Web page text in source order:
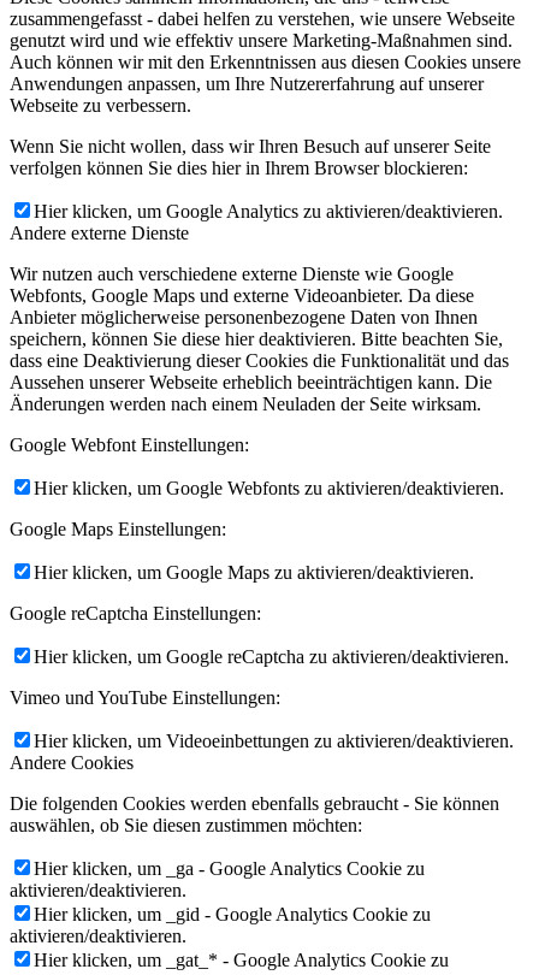
zusammengefasst - dabei helfen zu verstehen, wie unsere Webseite
genutzt wird und wie effektiv unsere Marketing-Maßnahmen sind.
Auch können wir mit den Erkenntnissen aus diesen Cookies unsere
Anwendungen anpassen, um Ihre Nutzererfahrung auf unserer
Webseite zu verbessern.
Wenn Sie nicht wollen, dass wir Ihren Besuch auf unserer Seite
verfolgen können Sie dies hier in Ihrem Browser blockieren:
Hier klicken, um Google Analytics zu aktivieren/deaktivieren.
Andere externe Dienste
Wir nutzen auch verschiedene externe Dienste wie Google
Webfonts, Google Maps und externe Videoanbieter. Da diese
Anbieter möglicherweise personenbezogene Daten von Ihnen
speichern, können Sie diese hier deaktivieren. Bitte beachten Sie,
dass eine Deaktivierung dieser Cookies die Funktionalität und das
Aussehen unserer Webseite erheblich beeinträchtigen kann. Die
Änderungen werden nach einem Neuladen der Seite wirksam.
Google Webfont Einstellungen:
Hier klicken, um Google Webfonts zu aktivieren/deaktivieren.
Google Maps Einstellungen:
Hier klicken, um Google Maps zu aktivieren/deaktivieren.
Google reCaptcha Einstellungen:
Hier klicken, um Google reCaptcha zu aktivieren/deaktivieren.
Vimeo und YouTube Einstellungen:
Hier klicken, um Videoeinbettungen zu aktivieren/deaktivieren.
Andere Cookies
Die folgenden Cookies werden ebenfalls gebraucht - Sie können
auswählen, ob Sie diesen zustimmen möchten:
Hier klicken, um _ga - Google Analytics Cookie zu
aktivieren/deaktivieren.
Hier klicken, um _gid - Google Analytics Cookie zu
aktivieren/deaktivieren.
Hier klicken, um _gat_* - Google Analytics Cookie zu